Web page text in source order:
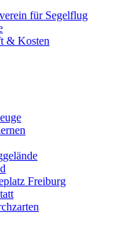
für Segelflug
& Kosten
Freiburg